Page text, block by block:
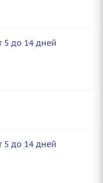
5 до 14 дней
5 до 14 дней